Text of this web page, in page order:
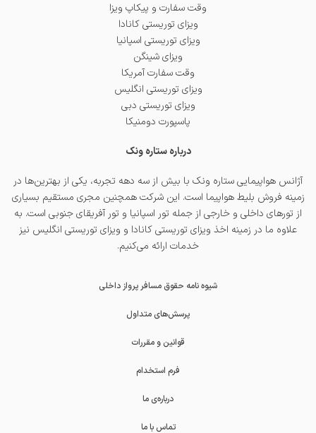
وقت سفارت و پیکاپ ویزا
ویزای توریستی کانادا
ویزای توریستی اسپانیا
ویزای شینگن
وقت سفارت آمریکا
ویزای توریستی انگلیس
ویزای توریستی دبی
پاسپورت دومنیکا
درباره ستاره ونک
آژانس هواپیمایی ستاره ونک با بیش از سه دهه تجربه، یکی از بهترین‌ها در
زمینه فروش بلیط هواپیما است. این شرکت همچنین مجری مستقیم بسیاری
از تورهای داخلی و خارجی از جمله تور اسپانیا و تور آفریقای جنوبی است. به
علاوه ما در زمینه اخذ ویزای توریستی کانادا و ویزای توریستی انگلیس نیز
خدمات ارائه می‌کنیم.
شیوه نامه حقوق مسافر پرواز داخلی
پرسش‌های متداول
قوانین و مقررات
فرم استخدام
درباره‌ی ما
تماس با ما